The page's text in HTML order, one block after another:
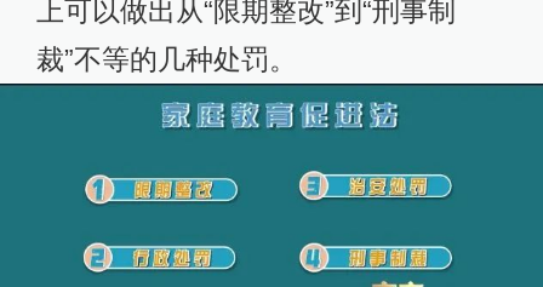
上可以做出从“限期整改”到“刑事制
裁”不等的几种处罚。